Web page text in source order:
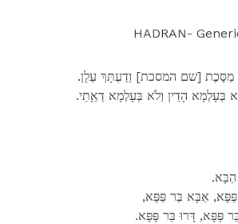
HADRAN-
מַסֶּכֶת [שם המסכת] וְדַעְתָּךְ עַלָן
בְּעָלְמָא הָדֵין וְלֹא בְּעָלְמָא דְאַָתֵי
הַבָּא
פַּפָּא, אַבָּא בַּר פַּפָּא
פָּפָּא, דָּרוּ בַּר פָּפָּא